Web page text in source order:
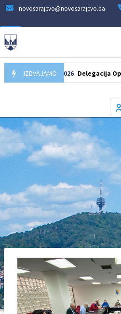
novosarajevo@novosarajevo.ba
IZDVAJAMO
07.08.2026 Delegacija Općine